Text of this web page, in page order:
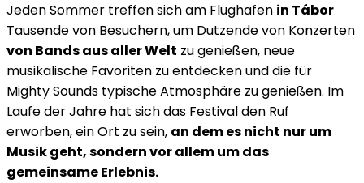
Jeden Sommer treffen sich am Flughafen in Tábor
Tausende von Besuchern, um Dutzende von Konzerten
von Bands aus aller Welt zu genießen, neue
musikalische Favoriten zu entdecken und die für
Mighty Sounds typische Atmosphäre zu genießen. Im
Laufe der Jahre hat sich das Festival den Ruf
erworben, ein Ort zu sein, an dem es nicht nur um
Musik geht, sondern vor allem um das
gemeinsame Erlebnis.